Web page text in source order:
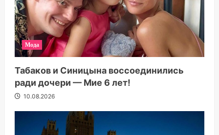
Мода
Табаков и Синицына воссоединились
ради дочери — Мие 6 лет!
10.08.2026